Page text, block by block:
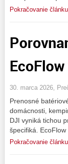
Pokračovanie článku
30. marca 2026,
Prenosné
domácnosti,
DJI vyniká tichou
špecifiká.
Pokračovanie článku